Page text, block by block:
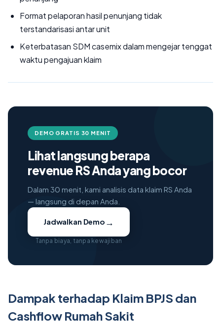
Format pelaporan hasil penunjang tidak
terstandarisasi antar unit
Keterbatasan SDM casemix dalam mengejar tenggat
waktu pengajuan klaim
DEMO GRATIS 30 MENIT
Lihat langsung berapa
revenue RS Anda yang bocor
Dalam 30 menit, kami analisis data klaim RS Anda
— langsung di depan Anda.
Jadwalkan Demo →
Tanpa biaya, tanpa kewajiban
Dampak terhadap Klaim BPJS dan
Cashflow Rumah Sakit